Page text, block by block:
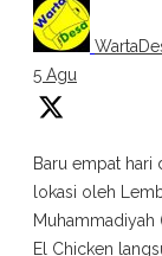
5 Agu
Baru empat hari
lokasi oleh
Muhammadiyah
El Chicken